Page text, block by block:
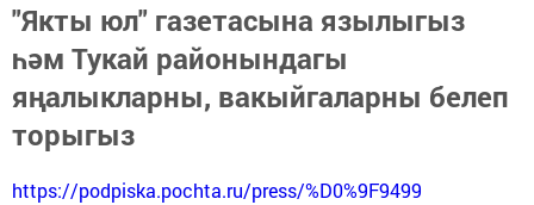
"Якты юл" газетасына язылыгыз
һәм Тукай районындагы
яңалыкларны, вакыйгаларны белеп
торыгыз
https://podpiska.pochta.ru/press/%D0%9F9499